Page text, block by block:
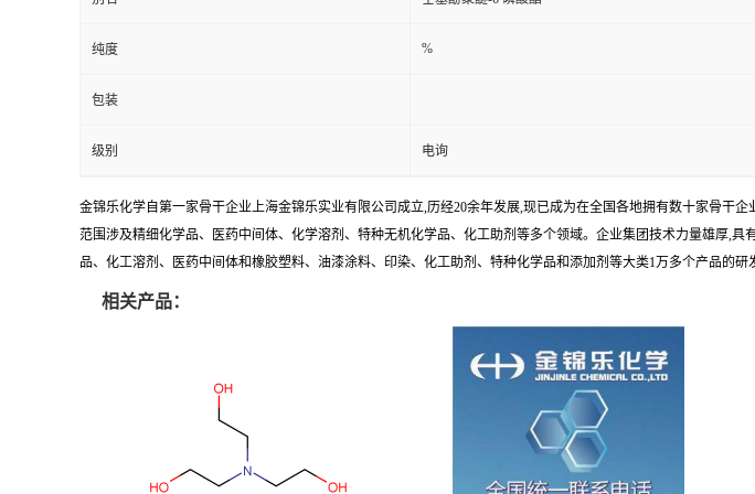
纯度 %
包装
级别 电询
金锦乐化学自第一家骨干企业上海金锦乐实业有限公司成立,历经20余年发展,现已成为在全国各地拥有数十家骨干
范围涉及精细化学品、医药中间体、化学溶剂、特种无机化学品、化工助剂等多个领域。企业集团技术力量雄厚,
品、化工溶剂、医药中间体和橡胶塑料、油漆涂料、印染、化工助剂、特种化学品和添加剂等大类1万多个产品的
相关产品：